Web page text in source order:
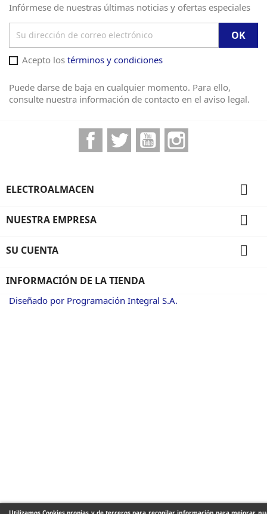
Infórmese de nuestras últimas noticias y ofertas especiales
Acepto los términos y condiciones
Puede darse de baja en cualquier momento. Para ello,
consulte nuestra información de contacto en el aviso legal.
FacebookTwitter YouTube
ELECTROALMACEN 
NUESTRA EMPRESA 
SU CUENTA 
INFORMACIÓN DE LA TIENDA
Diseñado por Programación Integral S.A.